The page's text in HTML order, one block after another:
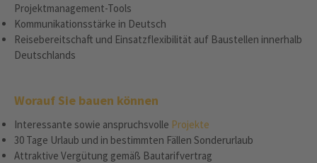
Projektmanagement-Tools
Kommunikationsstärke in Deutsch
Reisebereitschaft und Einsatzflexibilität auf Baustellen innerhalb
Deutschlands
Worauf Sie bauen können
Interessante sowie anspruchsvolle Projekte
30 Tage Urlaub und in bestimmten Fällen Sonderurlaub
Attraktive Vergütung gemäß Bautarifvertrag